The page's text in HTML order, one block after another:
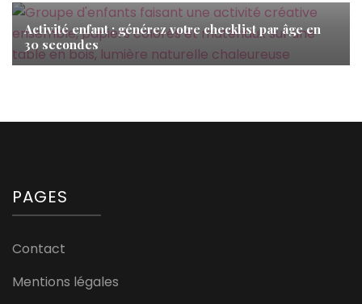
Activité enfant : générez votre checklist par âge en
30 secondes
PAGES
Contact
Mentions légales